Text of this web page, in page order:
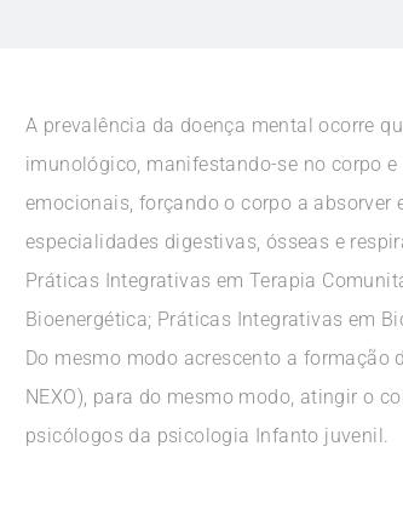
A prevalência da doença mental ocorre
imunológico, manifestando-se no corpo
emocionais, forçando o corpo a absorver
especialidades digestivas, ósseas e
Práticas Integrativas em Terapia
Bioenergética; Práticas Integrativas em
Do mesmo modo acrescento a formação
NEXO), para do mesmo modo, atingir o
psicólogos da psicologia Infanto juvenil.